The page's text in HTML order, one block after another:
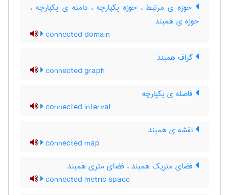
حوزه ی مرتبط ، حوزه یکپارچه ، دامنه ی یکپارچه ،
حوزه ی همبند
connected domain
گراف همبند
connected graph
فاصله ی یکپارچه
connected interval
نقشه ی همبند
connected map
فضای متریک همبند ، فضای متری همبند
connected metric space